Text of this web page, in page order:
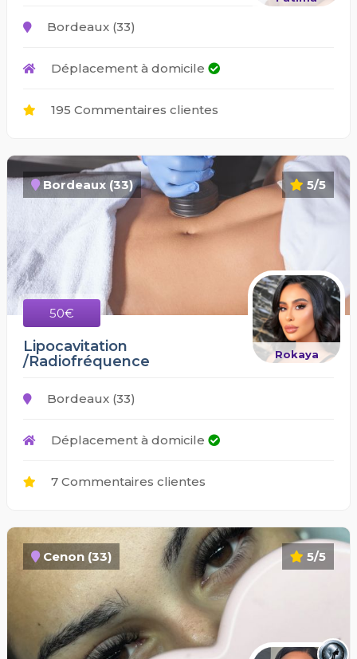
Bordeaux (33)
Déplacement à domicile
195 Commentaires clientes
5/5
Bordeaux (33)
50€
Rokaya
Lipocavitation
/Radiofréquence
Bordeaux (33)
Déplacement à domicile
7 Commentaires clientes
5/5
Cenon (33)